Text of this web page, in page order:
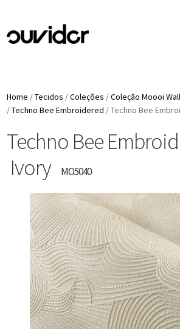
Home /Tecidos /Coleções /Coleção Moooi
/Techno Bee Embroidered /Techno Bee
Techno Bee
Ivory
MO5040